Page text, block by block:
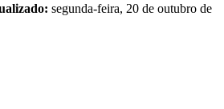
segunda-feira, 20 de outubro de